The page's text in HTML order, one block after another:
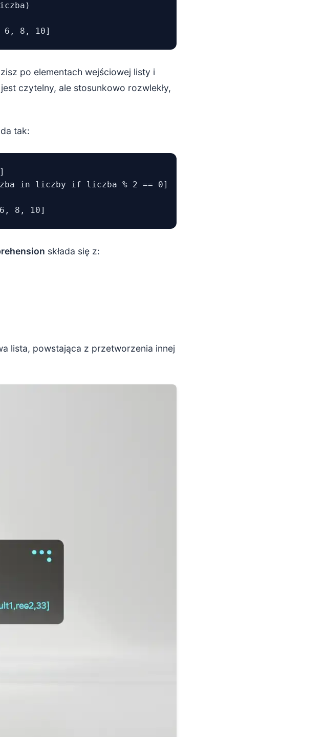
po elementach wejściowej listy i
czytelny, ale stosunkowo rozwlekły,
tak:
in liczby if liczba % 2 == 0]
składa się z:
lista, powstająca z przetworzenia innej